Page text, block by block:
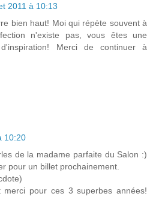
2011 à 10:13
bien haut! Moi qui répète souvent à
n'existe pas, vous êtes une
Merci de continuer à
10:20
de la madame parfaite du Salon :)
pour un billet prochainement.
pour ces 3 superbes années!